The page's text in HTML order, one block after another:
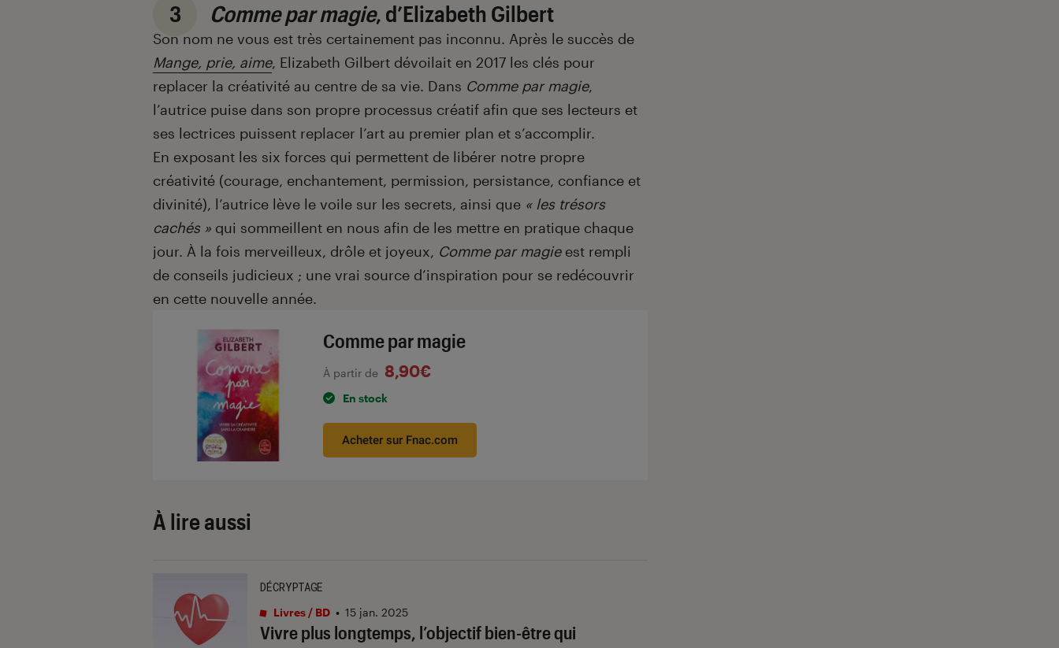
3 Comme par magie, d’Elizabeth Gilbert
Son nom ne vous est très certainement pas inconnu. Après le succès de
Mange, prie, aime, Elizabeth Gilbert dévoilait en 2017 les clés pour
replacer la créativité au centre de sa vie. Dans Comme par magie,
l’autrice puise dans son propre processus créatif afin que ses lecteurs et
ses lectrices puissent replacer l’art au premier plan et s’accomplir.
En exposant les six forces qui permettent de libérer notre propre
créativité (courage, enchantement, permission, persistance, confiance et
divinité), l’autrice lève le voile sur les secrets, ainsi que « les trésors
cachés » qui sommeillent en nous afin de les mettre en pratique chaque
jour. À la fois merveilleux, drôle et joyeux, Comme par magieest rempli
de conseils judicieux ; une vrai source d’inspiration pour se redécouvrir
en cette nouvelle année.
Comme par magie
À partir de 8,90€
En stock
Acheter sur Fnac.com
À lire aussi
Vivre plus longtemps, l’objectif bien-être qui
DÉCRYPTAGE
Livres / BD • 15 jan. 2025